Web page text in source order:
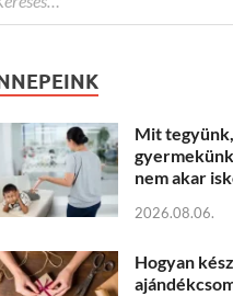
Mit
nem akar
2026.08.06.
Hogyan